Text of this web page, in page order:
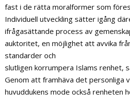
fast i de rätta moralformer som
Individuell utveckling sätter igång
ifrågasättande process av
auktoritet, en möjlighet att avvika
standarder och
slutligen korrumpera Islams renhet,
Genom att framhäva det personliga
huvuddukens mode också renheten